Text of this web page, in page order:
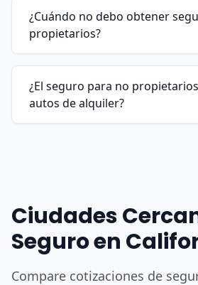
¿Cuándo no debo obtener
propietarios?
¿El seguro para no
autos de alquiler?
Ciudades
Seguro en
Compare cotizaciones de